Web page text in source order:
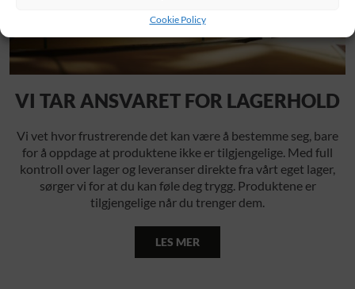
Cookie Policy
VI TAR ANSVARET FOR LAGERHOLD
Vi vet hvor frustrerende det kan være å bestemme seg, bare
for å oppdage at produktene ikke er tilgjengelige. Med full
kontroll over lager og leveranser direkte fra vårt eget lager,
sørger vi for at du kan føle deg trygg. Produktene er
tilgjengelige når du trenger dem.
LES MER